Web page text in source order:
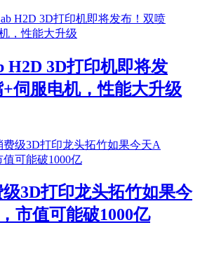
H2D 3D打印机即将发
伺服电机，性能大升级
3D打印龙头拓竹如果今
市值可能破1000亿